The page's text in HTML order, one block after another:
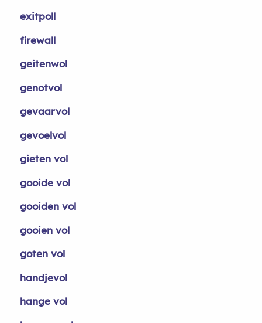
exitpoll
firewall
geitenwol
genotvol
gevaarvol
gevoelvol
gieten vol
gooide vol
gooiden vol
gooien vol
goten vol
handjevol
hange vol